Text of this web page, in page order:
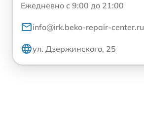
Ежедневно с 9:00 до 21:00
info@irk.beko-repair-center.ru
ул. Дзержинского, 25